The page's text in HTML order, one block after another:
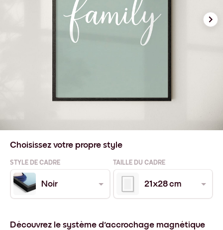
Choisissez votre propre style
STYLE DE CADRE TAILLE DU CADRE
Noir 21x28 cm
Découvrez le système d'accrochage magnétique